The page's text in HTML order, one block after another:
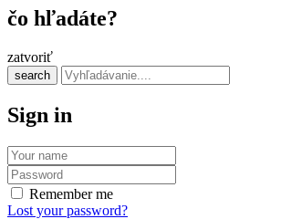
čo hľadáte?
zatvoriť
search
Sign in
Remember me
Lost your password?